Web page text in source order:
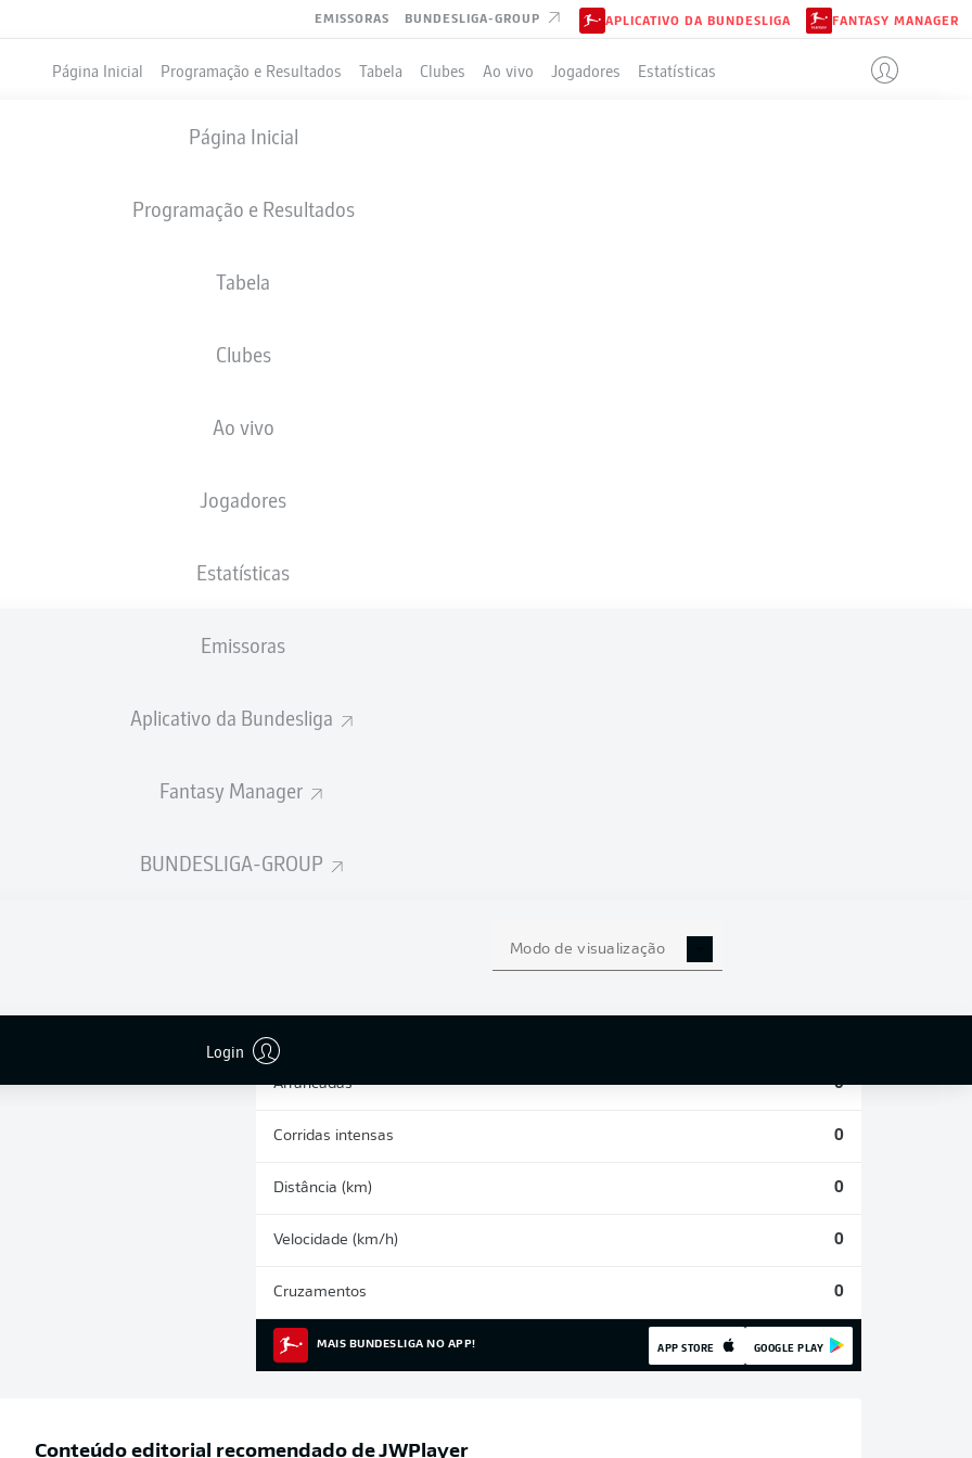
EMISSORAS BUNDESLIGA-GROUP APLICATIVO DA BUNDESLIGA FANTASY MANAGER
Página Inicial Programação e Resultados Tabela Clubes Ao vivo Jogadores Estatísticas
Página Inicial
Programação e Resultados
Tabela
Clubes
Ao vivo
Jogadores
Estatísticas
Emissoras
Aplicativo da Bundesliga
Fantasy Manager
BUNDESLIGA-GROUP
Modo de visualização
Login
20.07.1996
DA TEMPORADA 2026/2027
Arrancadas 0
Corridas intensas 0
Distância (km) 0
Velocidade (km/h) 0
Cruzamentos 0
MAIS BUNDESLIGA NO APP! APP STORE GOOGLE PLAY
Conteúdo editorial recomendado deJWPlayer